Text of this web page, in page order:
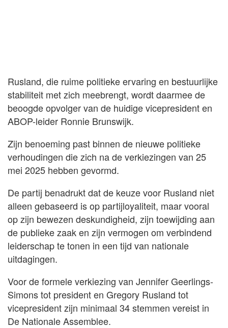
Rusland, die ruime politieke ervaring en bestuurlijke
stabiliteit met zich meebrengt, wordt daarmee de
beoogde opvolger van de huidige vicepresident en
ABOP-leider Ronnie Brunswijk.
Zijn benoeming past binnen de nieuwe politieke
verhoudingen die zich na de verkiezingen van 25
mei 2025 hebben gevormd.
De partij benadrukt dat de keuze voor Rusland niet
alleen gebaseerd is op partijloyaliteit, maar vooral
op zijn bewezen deskundigheid, zijn toewijding aan
de publieke zaak en zijn vermogen om verbindend
leiderschap te tonen in een tijd van nationale
uitdagingen.
Voor de formele verkiezing van Jennifer Geerlings-
Simons tot president en Gregory Rusland tot
vicepresident zijn minimaal 34 stemmen vereist in
De Nationale Assemblee.